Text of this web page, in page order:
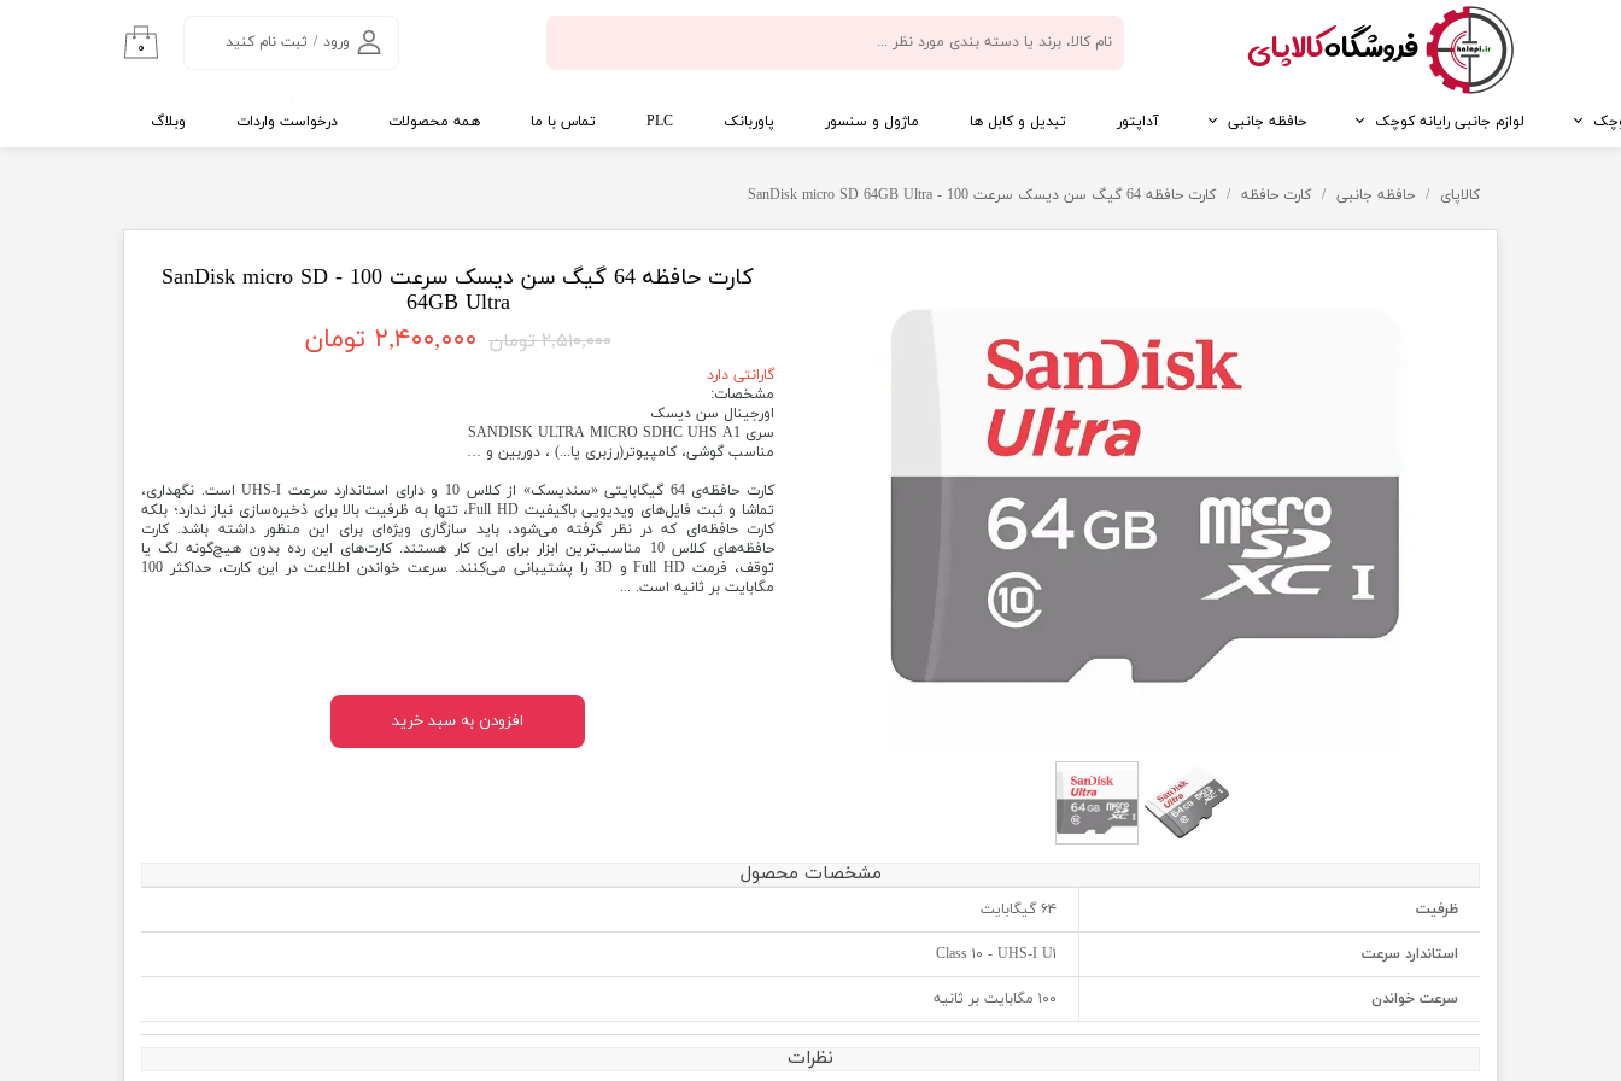
​فروشگاهکالاپای ورود / ثبت نام کنید
تغییر گذر واژه
کاربری
۰
لوازم جانبی رایانه کوچک حافظه جانبی آداپتور تبدیل و کابل ها ماژول و سنسور پاوربانک PLC تماس با ما همه محصولات درخواست واردات وبلاگ
کالاپای حافظه جانبی کارت حافظه کارت حافظه 64 گیگ سن دیسک سرعت 100 - SanDisk micro SD 64GB Ultra
کارت حافظه 64 گیگ سن دیسک سرعت 100 - SanDisk micro SD
64GB Ultra
۲,۵۱۰,۰۰۰ تومان ۲,۴۰۰,۰۰۰ تومان
گارانتی دارد
مشخصات:
اورجینال سن دیسک
سری SANDISK ULTRA MICRO SDHC UHS A1
مناسب گوشی، کامپیوتر(رزبری یا...) ، دوربین و …
کارت حافظه‌ی 64 گیگابایتی «سندیسک» از کلاس 10 و دارای استاندارد سرعت UHS-I است. نگهداری،
تماشا و ثبت فایل‌های ویدیویی باکیفیت Full HD، تنها به ظرفیت بالا برای ذخیره‌سازی نیاز ندارد؛ بلکه
کارت حافظه‌ای که در نظر گرفته می‌شود، باید سازگاری ویژه‌ای برای این منظور داشته باشد. کارت
حافظه‌های کلاس 10 مناسب‌ترین ابزار برای این کار هستند. کارت‌های این رده بدون هیچ‌گونه لگ یا
توقف، فرمت Full HD و 3D را پشتیبانی می‌کنند. سرعت خواندن اطلاعت در این کارت، حداکثر 100
مگابایت بر ثانیه است. ...
افزودن به سبد خرید
مشخصات محصول
ظرفیت ۶۴ گیگابایت
استاندارد سرعت Class ۱۰ - UHS-I U۱
سرعت خواندن ۱۰۰ مگابایت بر ثانیه
نظرات